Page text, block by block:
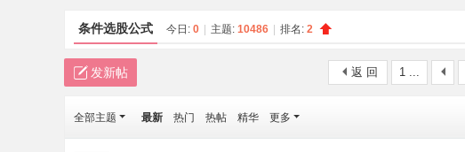
标
之
—
条件选股公式 今日: 0 主题: 10486 排名: 2
1 ...
返 回
发新帖
全部主题 最新 热门 热帖 精华 更多